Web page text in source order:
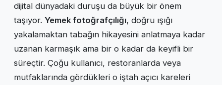
dijital dünyadaki duruşu da büyük bir önem
taşıyor. Yemek fotoğrafçılığı, doğru ışığı
yakalamaktan tabağın hikayesini anlatmaya kadar
uzanan karmaşık ama bir o kadar da keyifli bir
süreçtir. Çoğu kullanıcı, restoranlarda veya
mutfaklarında gördükleri o iştah açıcı kareleri